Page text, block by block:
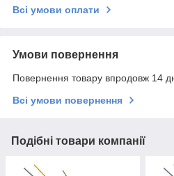
Всі умови оплати
Умови повернення
Повернення товару впродовж 14
Всі умови повернення
Подібні товари компанії